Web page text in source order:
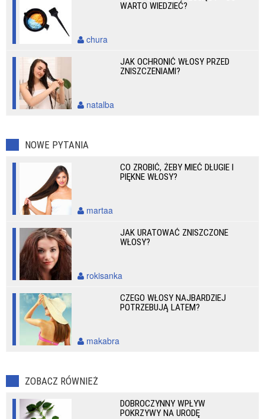
WARTO WIEDZIEĆ?
chura
JAK OCHRONIĆ WŁOSY PRZED
ZNISZCZENIAMI?
natalba
NOWE PYTANIA
CO ZROBIĆ, ŻEBY MIEĆ DŁUGIE I
PIĘKNE WŁOSY?
martaa
JAK URATOWAĆ ZNISZCZONE
WŁOSY?
rokisanka
CZEGO WŁOSY NAJBARDZIEJ
POTRZEBUJĄ LATEM?
makabra
ZOBACZ RÓWNIEŻ
DOBROCZYNNY WPŁYW
POKRZYWY NA URODĘ